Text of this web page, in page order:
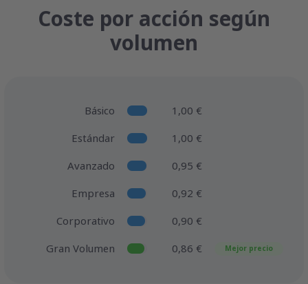
Coste por acción según
volumen
Básico
1,00 €
Estándar
1,00 €
Avanzado
0,95 €
Empresa
0,92 €
Corporativo
0,90 €
Gran Volumen
0,86 € Mejor precio